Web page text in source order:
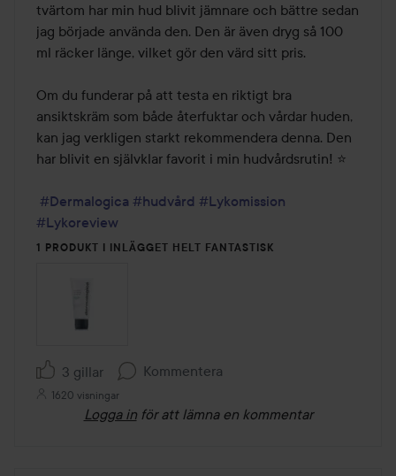
tvärtom har min hud blivit jämnare och bättre sedan
jag började använda den. Den är även dryg så 100
ml räcker länge, vilket gör den värd sitt pris.
Om du funderar på att testa en riktigt bra
ansiktskräm som både återfuktar och vårdar huden,
kan jag verkligen starkt rekommendera denna. Den
har blivit en självklar favorit i min hudvårdsrutin! ⭐️
#Dermalogica #hudvård #Lykomission
#Lykoreview
1 PRODUKT I INLÄGGET HELT FANTASTISK
3 gillar Kommentera
1620 visningar
Logga in för att lämna en kommentar